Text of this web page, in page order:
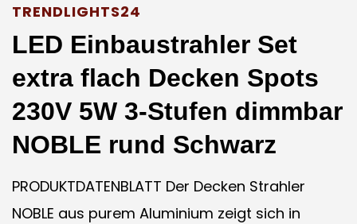
TRENDLIGHTS24
LED Einbaustrahler Set
extra flach Decken Spots
230V 5W 3-Stufen dimmbar
NOBLE rund Schwarz
PRODUKTDATENBLATT Der Decken Strahler
NOBLE aus purem Aluminium zeigt sich in